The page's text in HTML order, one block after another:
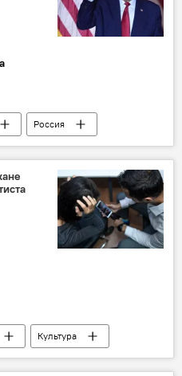
сектор
Россия
Президент
Культура
продюсер